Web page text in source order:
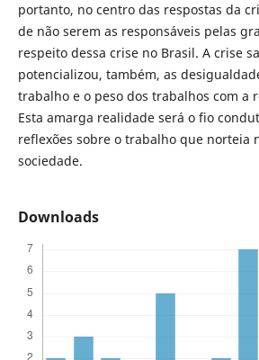
portanto, no centro das respostas da
de não serem as responsáveis pelas
respeito dessa crise no Brasil. A crise
potencializou, também, as
trabalho e o peso dos trabalhos com a
Esta amarga realidade será o fio
reflexões sobre o trabalho que norteia
sociedade.
Downloads